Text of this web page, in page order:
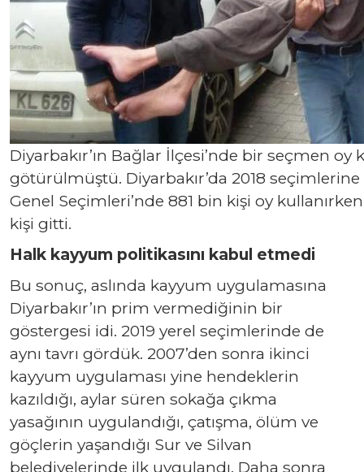
Diyarbakır’ın Bağlar İlçesi’nde bir seçmen
götürülmüştü. Diyarbakır’da 2018 seçimlerine
Genel Seçimleri’nde 881 bin kişi oy
kişi gitti.
Halk kayyum politikasını kabul etmedi
Bu sonuç, aslında kayyum uygulamasına
Diyarbakır’ın prim vermediğinin bir
göstergesi idi. 2019 yerel seçimlerinde de
aynı tavrı gördük. 2007’den sonra ikinci
kayyum uygulaması yine hendeklerin
kazıldığı, aylar süren sokağa çıkma
yasağının uygulandığı, çatışma, ölüm ve
göçlerin yaşandığı Sur ve Silvan
belediyelerinde ilk uygulandı. Daha sonra